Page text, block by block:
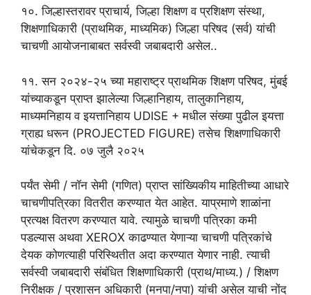
१०. जिल्हास्तरावर प्राचार्य, जिल्हा शिक्षण व प्रशिक्षण संस्था,
शिक्षणाधिकारी (प्राथमिक, माध्यमिक) जिल्हा परिषद (सर्व) यांची
चाचणी आयोजनाबाबत सर्वस्वी जबाबदारी असेल..
११. सन २०२४-२५ च्या महाराष्ट्र प्राथमिक शिक्षण परिषद, मुंबई
यांच्याकडून प्राप्त झालेल्या जिल्हानिहाय, तालुकानिहाय,
माध्यमनिहाय व इयत्तानिहाय UDISE + मधील संख्या पुढील इयत्ता
ग्राह्य धरून (PROJECTED FIGURE) तसेच शिक्षणाधिकारी
यांचेकडून दि. ०७ जुलै २०२५
पर्यंत सेमी / नॉन सेमी (गणित) प्राप्त सांख्यिकीय माहितीच्या आधारे
चाचणीपत्रिका वितरीत करण्यात येत आहेत. याप्रमाणे शाळांना
प्रत्यक्ष वितरण करण्यात यावे. त्यामुळे चाचणी पत्रिका कमी
पडल्यास अथवा XEROX काढण्यात येणाऱ्या चाचणी पत्रिकांचे
देयक कोणत्याही परिस्थितीत अदा करण्यात येणार नाही. त्याची
सर्वस्वी जबाबदारी संबंधित शिक्षणाधिकारी (प्राथ/माध्य.) / शिक्षण
निरीक्षक / प्रशासन अधिकारी (मनपा/नपा) यांची असेल याची नोंद